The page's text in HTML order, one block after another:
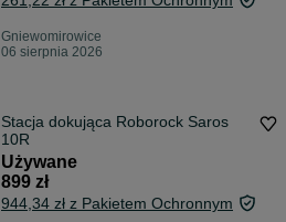
Gniewomirowice
06 sierpnia 2026
Stacja dokująca Roborock Saros
10R
Używane
899 zł
944,34 zł z Pakietem Ochronnym